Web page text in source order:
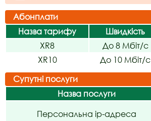
Абонплати
Назва тарифу
Швидкість
XR8
До 8 Мбіт/с
XR10
До 10 Мбіт/с
Супутні послуги
Назва послуги
Персональна ip-адреса